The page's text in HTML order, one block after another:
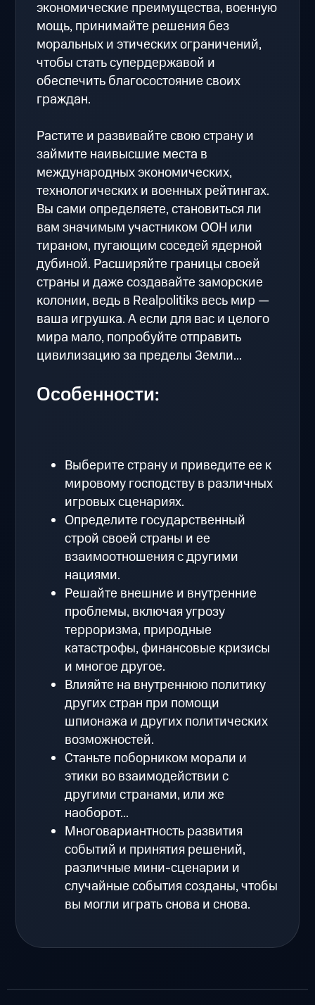
экономические преимущества, военную
мощь, принимайте решения без
моральных и этических ограничений,
чтобы стать супердержавой и
обеспечить благосостояние своих
граждан.
Растите и развивайте свою страну и
займите наивысшие места в
международных экономических,
технологических и военных рейтингах.
Вы сами определяете, становиться ли
вам значимым участником ООН или
тираном, пугающим соседей ядерной
дубиной. Расширяйте границы своей
страны и даже создавайте заморские
колонии, ведь в Realpolitiks весь мир —
ваша игрушка. А если для вас и целого
мира мало, попробуйте отправить
цивилизацию за пределы Земли...
Особенности:
Выберите страну и приведите ее к
мировому господству в различных
игровых сценариях.
Определите государственный
строй своей страны и ее
взаимоотношения с другими
нациями.
Решайте внешние и внутренние
проблемы, включая угрозу
терроризма, природные
катастрофы, финансовые кризисы
и многое другое.
Влияйте на внутреннюю политику
других стран при помощи
шпионажа и других политических
возможностей.
Станьте поборником морали и
этики во взаимодействии с
другими странами, или же
наоборот...
Многовариантность развития
событий и принятия решений,
различные мини-сценарии и
случайные события созданы, чтобы
вы могли играть снова и снова.